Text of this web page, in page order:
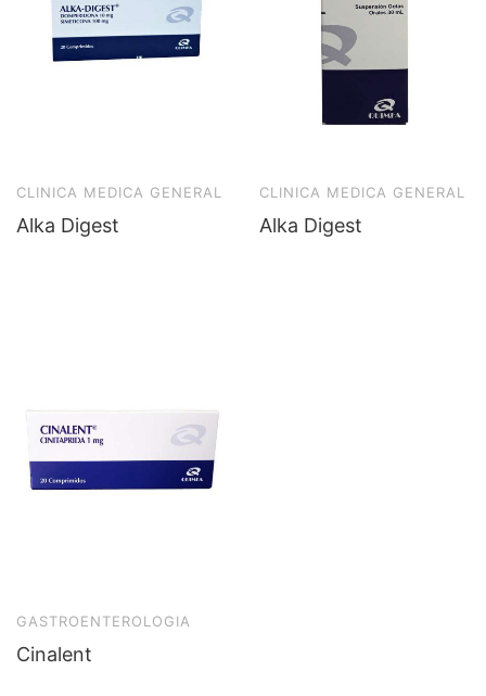
CLINICA MEDICA GENERAL
Alka Digest
CLINICA MEDICA GENERAL
Alka Digest
GASTROENTEROLOGIA
Cinalent